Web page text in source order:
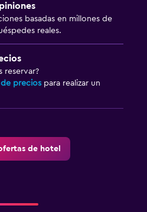
basadas en millones de
reales.
reservar?
de precios para realizar un
de hotel